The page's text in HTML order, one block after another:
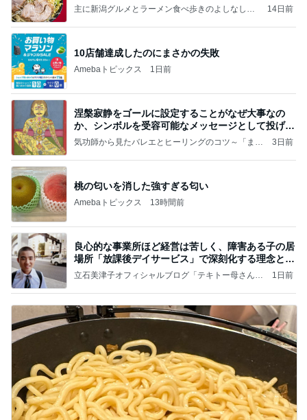
主に新潟グルメとラーメン食べ歩きのよしなしご
14日前
10店舗達成したのにまさかの失敗
Amebaトピックス 1日前
涅槃寂静をゴールに設定することがなぜ大事なの
か、シンボルを受容可能なメッセージとして投げる
ことが
気功師から見たバレエとヒーリングのコツ～「まと
3日前
桃の匂いを消した強すぎる匂い
Amebaトピックス 13時間前
良心的な事業所ほど経営は苦しく、障害ある子の居
場所「放課後デイサービス」で深刻化する理念と現
実の
立石美津子オフィシャルブログ「テキトー母さんの
1日前